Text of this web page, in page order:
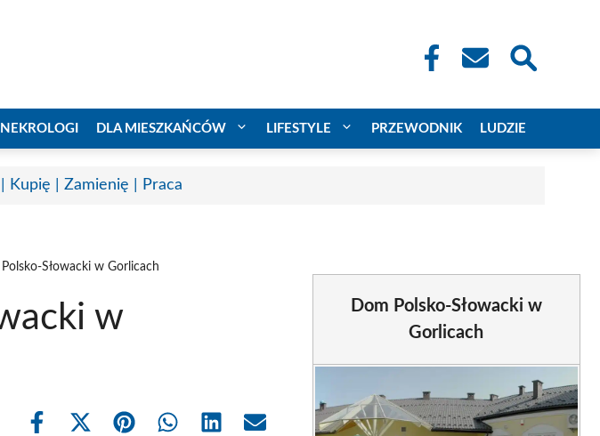
NEKROLOGI DLA MIESZKAŃCÓW LIFESTYLE PRZEWODNIK LUDZIE
Kupię | Zamienię | Praca
Polsko-Słowacki w Gorlicach
w
Share
Share Share Share Share Share
Dom Polsko-Słowacki w
Gorlicach